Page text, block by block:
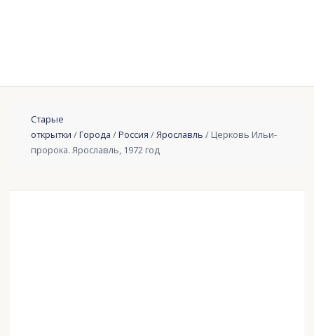
Старые
открытки /Города /Россия /Ярославль / Церковь Ильи-
пророка. Ярославль, 1972 год